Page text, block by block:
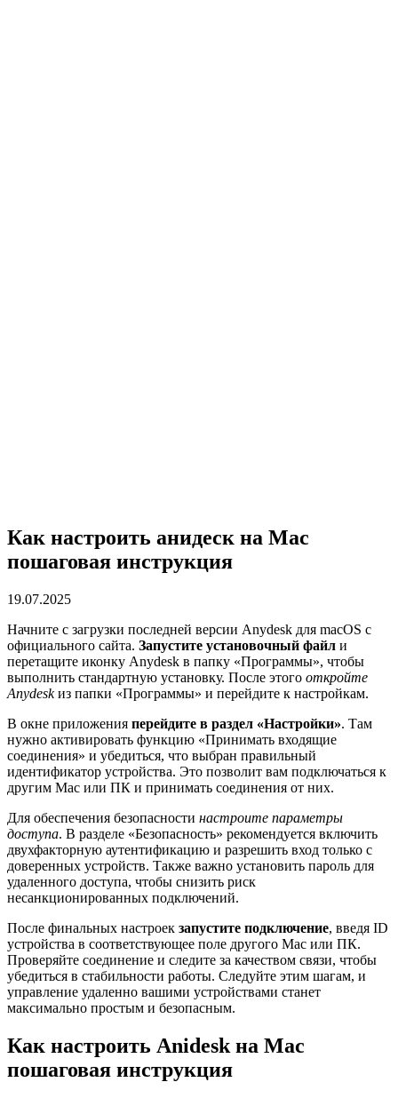
Как настроить анидеск на Mac
пошаговая инструкция
19.07.2025
Начните с загрузки последней версии Anydesk для macOS с
официального сайта. Запустите установочный файл и
перетащите иконку Anydesk в папку «Программы», чтобы
выполнить стандартную установку. После этого откройте
Anydeskиз папки «Программы» и перейдите к настройкам.
В окне приложения перейдите в раздел «Настройки». Там
нужно активировать функцию «Принимать входящие
соединения» и убедиться, что выбран правильный
идентификатор устройства. Это позволит вам подключаться к
другим Mac или ПК и принимать соединения от них.
Для обеспечения безопасности настроите параметры
доступа. В разделе «Безопасность» рекомендуется включить
двухфакторную аутентификацию и разрешить вход только с
доверенных устройств. Также важно установить пароль для
удаленного доступа, чтобы снизить риск
несанкционированных подключений.
После финальных настроек запустите подключение, введя ID
устройства в соответствующее поле другого Mac или ПК.
Проверяйте соединение и следите за качеством связи, чтобы
убедиться в стабильности работы. Следуйте этим шагам, и
управление удаленно вашими устройствами станет
максимально простым и безопасным.
Как настроить Anidesk на Mac
пошаговая инструкция